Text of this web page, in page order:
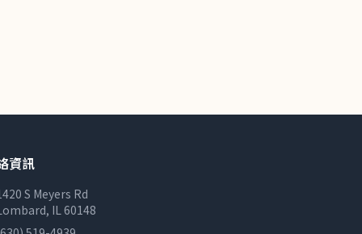
資訊
S Meyers Rd
IL 60148